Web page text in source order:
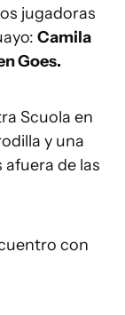
jugadoras
Camila
Goes.
Scuola en
y una
de las
con